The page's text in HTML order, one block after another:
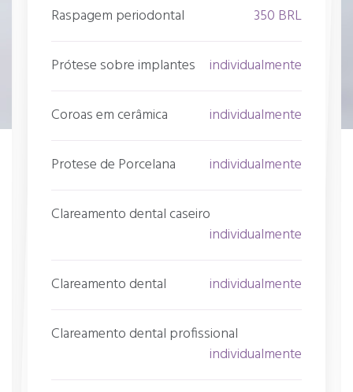
Raspagem periodontal 350 BRL
Prótese sobre implantes individualmente
Coroas em cerâmica individualmente
Protese de Porcelana individualmente
Clareamento dental caseiro
individualmente
Clareamento dental individualmente
Clareamento dental profissional
individualmente